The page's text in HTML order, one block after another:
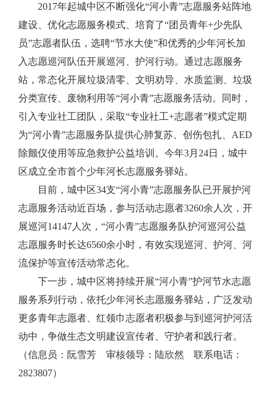
2017年起城中区不断强化“河小青”志愿服务站阵地
建设、优化志愿服务模式、培育了“团员青年+少先队
员”志愿者队伍，选聘“节水大使”和优秀的少年河长加
入志愿巡河队伍开展巡河、护河行动。通过志愿服务
站，常态化开展垃圾清零、文明劝导、水质监测、垃圾
分类宣传、废物利用等“河小青”志愿服务活动。同时，
引入专业社工团队，采取“专业社工+志愿者”模式定期
为“河小青”志愿服务队提供心肺复苏、创伤包扎、AED
除颤仪使用等应急救护公益培训。今年3月24日，城中
区成立全市首个少年河长志愿服务驿站。
目前，城中区34支“河小青”志愿服务队已开展护河
志愿服务活动近百场，参与活动志愿者3260余人次，开
展巡河14147人次，“河小青”志愿服务队护河巡河公益
志愿服务时长达6560余小时，有效实现巡河、护河、河
流保护等宣传活动常态化。
下一步，城中区将持续开展“河小青”护河节水志愿
服务系列行动，依托少年河长志愿服务驿站，广泛发动
更多青年志愿者、红领巾志愿者积极参与到巡河护河活
动中，争做生态文明建设宣传者、守护者和践行者。
（信息员：阮雪芳 审核领导：陆欣然 联系电话：
2823807）